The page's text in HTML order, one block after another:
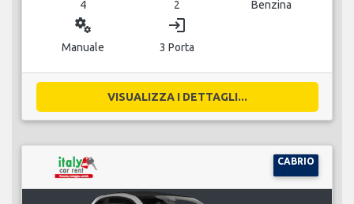
4 2 Benzina
miscellaneous_services
Manuale
login
3 Porta
VISUALIZZA I DETTAGLI...
CABRIO